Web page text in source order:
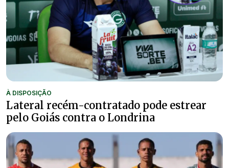
À DISPOSIÇÃO
Lateral recém-contratado pode estrear
pelo Goiás contra o Londrina